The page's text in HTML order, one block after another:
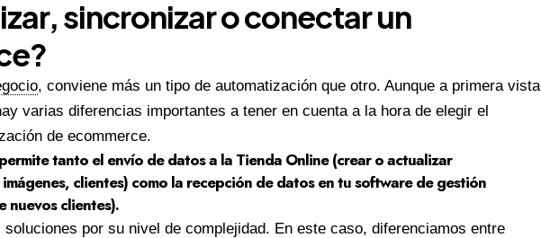
sincronizar o conectar un
, conviene más un tipo de automatización que otro. Aunque a primera vista
varias diferencias importantes a tener en cuenta a la hora de elegir el
de ecommerce.
tanto el envío de datos a la Tienda Online (crear o actualizar
clientes) como la recepción de datos en tu software de gestión
nuevos clientes).
soluciones por su nivel de complejidad. En este caso, diferenciamos entre